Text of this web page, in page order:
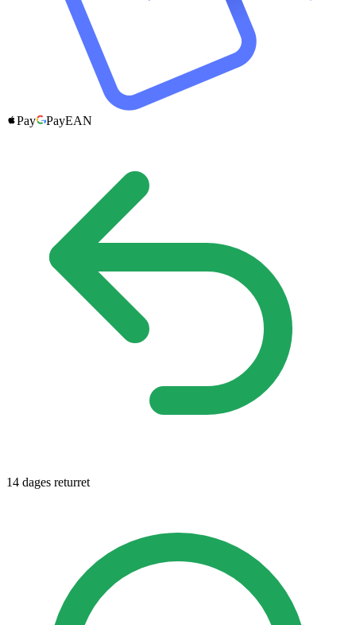
Pay PayEAN
14 dages returret